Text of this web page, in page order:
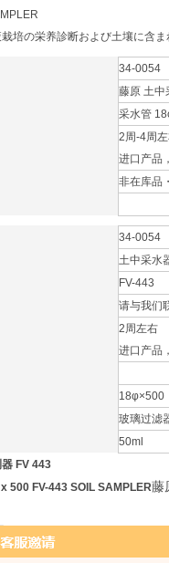
培の栄养診断および土壤に含
34-0054
藤原 土中
采水管
2周-4周
进口产品
非在库品・
34-0054
土中采水
FV-443
请与我们
2周左右
进口产品
18φ×500
玻璃过滤
50ml
FV 443
500 FV-443 SOIL SAMPLER藤
SOILSAMPLER
生长在安阳荣安阳诊断和土